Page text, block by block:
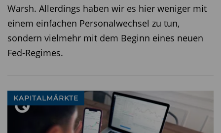
Warsh. Allerdings haben wir es hier weniger mit
einem einfachen Personalwechsel zu tun,
sondern vielmehr mit dem Beginn eines neuen
Fed-Regimes.
KAPITALMÄRKTE